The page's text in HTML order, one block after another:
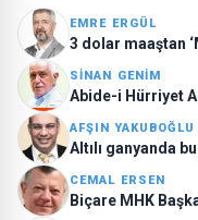
EMRE ERGÜL
3 dolar maaştan
SINAN GENIM
Abide-i Hürriyet
AFŞIN YAKUBOĞLU
Altılı ganyanda
CEMAL ERSEN
Biçare MHK